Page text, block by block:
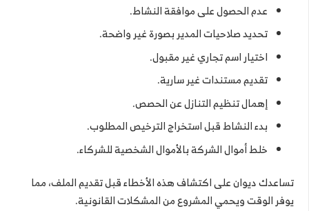
عدم الحصول على موافقة النشاط.
تحديد صلاحيات المدير بصورة غير واضحة.
اختيار اسم تجاري غير مقبول.
تقديم مستندات غير سارية.
إهمال تنظيم التنازل عن الحصص.
بدء النشاط قبل استخراج الترخيص المطلوب.
خلط أموال الشركة بالأموال الشخصية للشركاء.
تساعدك ديوان على اكتشاف هذه الأخطاء قبل تقديم الملف، مما
يوفر الوقت ويحمي المشروع من المشكلات القانونية.